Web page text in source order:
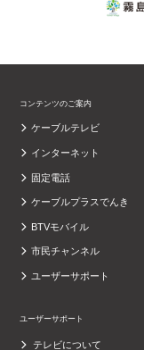
コンテンツのご案内
ケーブルテレビ
インターネット
固定電話
ケーブルプラスでんき
BTVモバイル
市民チャンネル
ユーザーサポート
ユーザーサポート
テレビについて